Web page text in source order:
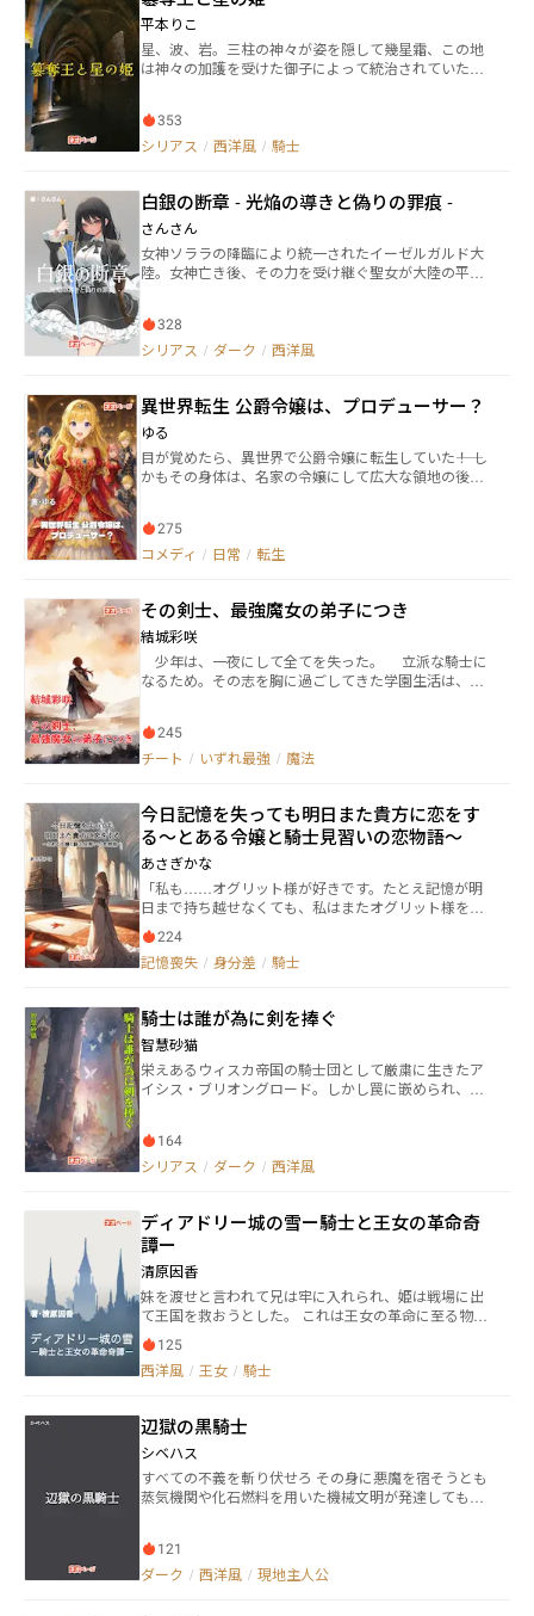
し、女王として王国の立て直しを目指すんだけど、騎
士や魔法使いは私を認めてくれない あなた達が認めて
くれなくても私、立派な女王になるんだから！ ※ファ
ンタジー好きなOLが魔法王国を購入し、王国を立て直
角関係など
平本りこ
星、波、岩。三柱の神々が姿を隠して幾星霜、この地
は神々の加護を受けた御子によって統治されていた。
習である。この年、星の姫エレナに選抜で選ばれたの
は、戦時中に孤児となかった少年ヴァンだった。 時折
が、幼少期を共に過ごした二人は着実に絆を深めてい
く。 時は過ぎ、かつてサシャから独立を果たした経緯
のあるオウレアス王国に、不穏な動きが見え隠れす
る。次第に二人は謀略の渦に飲み込まれていき……。
神の絆で結ばれた姫とその騎士。それぞれの出生の秘
導かれた二人の物語。
353
シリアス / 西洋風 / 騎士
白銀の断章 - 光焔の導きと偽りの罪痕 -
さんさん
女神ソララの降臨により統一されたイーゼルガルド大
陸。女神亡き後、その力を受け継ぐ聖女が大陸の平和
けるためにこの地へやってきた田舎出身の少女。 一
方、義手の特待生アルメリアは、幼い頃の悲劇から騎
から溢れ出る白銀の光で魔物を焼き祓う。 同じ頃、白
銀の塔からの呼び声に導かれたアルメリアが聖女の聖
室で目撃したのは、尊敬する師・聖騎士長ハインリヒ
による聖女ヴェロニカ殺害の瞬間だった。 「イーゼル
ガルドは欺瞞に満ちている」 師の言葉に動揺するアル
容疑者として追われる身となってしまう。 偶然聖室に
いたメトセトと共に逃走することになったアルメリ
ア。隠された力を持つ少女と、信念を貫く騎士志望の
れた真実とは何なのか？ そして、メトセトの持つ力と
は——？
328
シリアス / ダーク / 西洋風
異世界転生 公爵令嬢は、プロデューサー？
ゆる
目が覚めたら、異世界で公爵令嬢に転生していた――！ し
かもその身体は、名家の令嬢にして広大な領地の後継
ースしてあげる！」 前世の知識を武器に、元OLエミー
は騎士団をアイドルに育て上げ、ライブステージを開
征ライブまで――異世界にアイドル旋風を巻き起こす！ こ
れは、転生令嬢が"プロデューサー"として異世界の未
来を変えていく、異世界領地改革×エンタメ革命ファン
タジー！
275
コメディ / 日常 / 転生
その剣士、最強魔女の弟子につき
結城彩咲
少年は、一夜にして全てを失った。 立派な騎士に
なるため。その志を胸に過ごしてきた学園生活は、一
在だった。そんな五人の屍の上で唯一生き残ってしま
った少年、ユウナ。彼は周りから向けられ続ける劣等
地下に眠るとされる彼女に殺してもらうため、扉を開
けた。 しかし、そこに待っていたのは伝えられてい
た恐怖の象徴ではなく、一人の女性。 「自分だけ生き
残った？ 上等じゃないか。この先の人生、どう使お
うがお前の勝手だが……今ここで自殺することは、死
者への冒涜だ。人生から逃げる言い訳のために、仲間
のことを利用するな」 彼女との出会いで、彼の人生
は一変する。 これは彼が、最愛の人に見合う最高の
剣士になるまでの物語。
245
チート / いずれ最強 / 魔法
今日記憶を失っても明日また貴方に恋をす
る～とある令嬢と騎士見習いの恋物語～
あさぎかな
「私も……オグリット様が好きです。たとえ記憶が明
日まで持ち越せなくても、私はまたオグリット様を好
きになります！」 この日の出来事は、数ページ掛かっ
たとしても、思い出を残しておかなければと魂が震え
た。 だって明日に記憶を持ち越せないのは、比喩でも
憶の消失だった。 記憶は失うが魔導具、終わりの無い
手帳（ネバーエンド・ダイアリー）の外部記のおかげ
で日常生活を送れていた。 そんな生き方の中でも、ア
リサは学院に通い恋をした。 平民出身で騎士を目指す
オグリットと出会い、恋に落ちる。だが姉が深い眠り
ことを言い出せないまま学院を去ってしまう。 そんな
国は王太子と第三皇子エリーアスの後継者争いが激化
し、アリサに過酷な要求を突きつける。
224
記憶喪失 / 身分差 / 騎士
騎士は誰が為に剣を捧ぐ
智慧砂猫
栄えあるウィスカ帝国の騎士団として厳粛に生きたア
イシス・ブリオングロード。しかし罠に嵌められ、皇
ました彼女は過去に戻っていた。記憶に残る限りの
日々を再び進むうち、このままではまた死ぬ未来が待
言葉を胸に、新しい生き方を選ぶため騎士をやめる決
意をするのだが、現実は彼女に対して冷たく残酷で厳
しい試練を与えようとしていた──────。
164
シリアス / ダーク / 西洋風
ディアドリー城の雪ー騎士と王女の革命奇
譚ー
清原因香
妹を渡せと言われて兄は牢に入れられ、姫は戦場に出
て王国を救おうとした。 これは王女の革命に至る物
語。 1997年から開設の個人サイトに掲載している創作
です。 （6/16、痛恨のコピペミスを発見しました。第
一章に第11話を便宜上「10-1話」として追加しまし
て話数は同じです）
125
西洋風 / 王女 / 騎士
辺獄の黒騎士
シベハス
すべての不義を斬り伏せろ その身に悪魔を宿そうとも
蒸気機関や化石燃料を用いた機械文明が発達してもな
騎士シオンは、騎士団分裂戦争の戦犯として異端審問
にかけられ、大罪を犯した騎士――黒騎士に認定される。
121
ダーク / 西洋風 / 現地主人公